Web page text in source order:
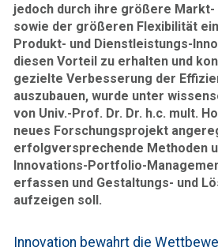
jedoch durch ihre größere Markt-
sowie der größeren Flexibilität
Produkt- und Dienstleistungs-
diesen Vorteil zu erhalten und
gezielte Verbesserung der
auszubauen, wurde unter
von Univ.-Prof. Dr. Dr. h.c. mult.
neues Forschungsprojekt
erfolgversprechende Methoden
Innovations-Portfolio-
erfassen und Gestaltungs- und
aufzeigen soll.
Innovation bewahrt die